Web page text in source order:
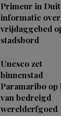
Primeur in
informatie over
vrijdaggebed
stadsbord
Unesco zet
binnenstad
Paramaribo op
van bedreigd
werelderfgoed